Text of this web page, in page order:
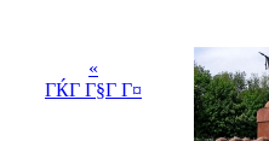
«
ГЌГ Г§Г Г¤